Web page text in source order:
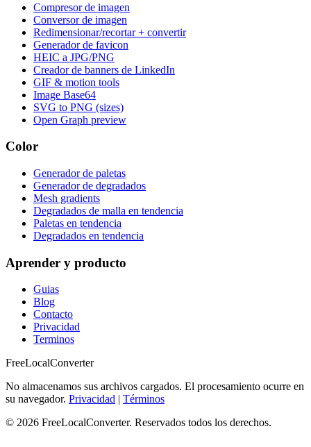
Compresor de imagen
Conversor de imagen
Redimensionar/recortar + convertir
Generador de favicon
HEIC a JPG/PNG
Creador de banners de LinkedIn
GIF & motion tools
Image Base64
SVG to PNG (sizes)
Open Graph preview
Color
Generador de paletas
Generador de degradados
Mesh gradients
Degradados de malla en tendencia
Paletas en tendencia
Degradados en tendencia
Aprender y producto
Guias
Blog
Contacto
Privacidad
Terminos
FreeLocalConverter
No almacenamos sus archivos cargados. El procesamiento ocurre en
su navegador. Privacidad | Términos
© 2026 FreeLocalConverter. Reservados todos los derechos.